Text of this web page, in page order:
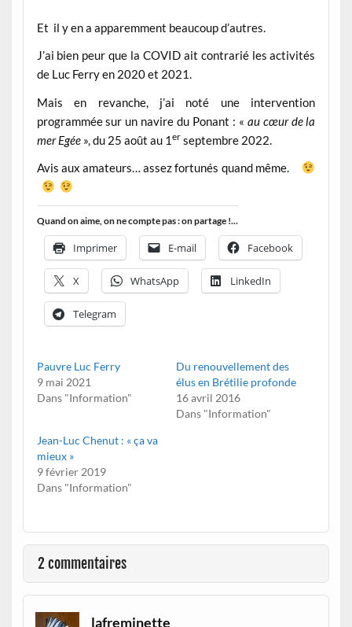
Et il y en a apparemment beaucoup d’autres.
J’ai bien peur que la COVID ait contrarié les activités
de Luc Ferry en 2020 et 2021.
Mais en revanche, j’ai noté une intervention
programmée sur un navire du Ponant : « au cœur de la
mer Egée», du 25 août au 1 erseptembre 2022.
Avis aux amateurs… assez fortunés quand même.
Quand on aime, on ne compte pas : on partage !...
Imprimer E-mail Facebook
X WhatsApp LinkedIn
Telegram
Pauvre Luc Ferry
9 mai 2021
Dans "Information"
Du renouvellement des
élus en Brétilie profonde
16 avril 2016
Dans "Information"
Jean-Luc Chenut : « ça va
mieux »
9 février 2019
Dans "Information"
2 commentaires
lafreminette